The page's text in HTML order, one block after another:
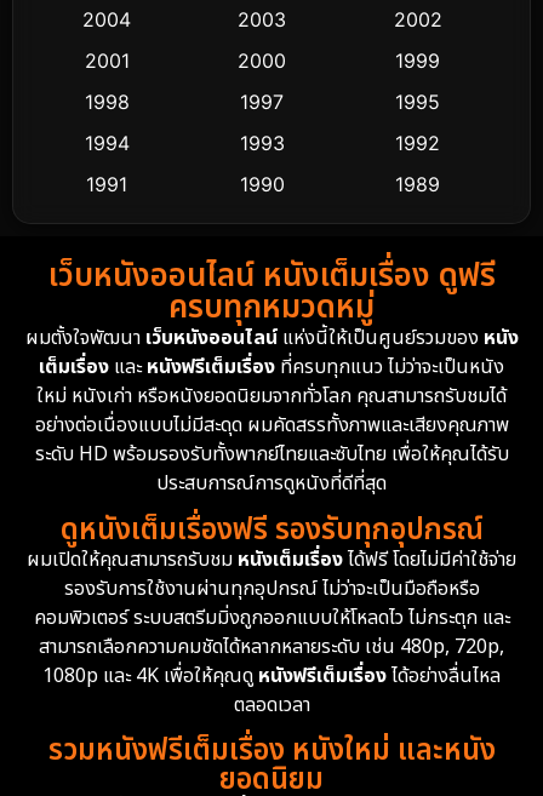
Cult Film
Dance เต้น
Detective สืบสวน
Detective สืบสวน
Disney+ 4
Documentary สารคดี 93
Drama ดราม่า
Dystopian 16
Emotional 61
Epic มหากาพย์ 213
Family ครอบครัว 359
2004
2003
2002
2001
2000
1999
1998
1997
1995
1994
1993
1992
1991
1990
1989
1988
1986
1985
1983
1982
1981
1974
1962
เว็บหนังออนไลน์ หนังเต็มเรื่อง ดูฟรี
ครบทุกหมวดหมู่
ผมตั้งใจพัฒนา เว็บหนังออนไลน์แห่งนี้ให้เป็นศูนย์รวมของ หนัง
เต็มเรื่อง และหนังฟรีเต็มเรื่อง ที่ครบทุกแนว ไม่ว่าจะเป็นหนัง
ใหม่ หนังเก่า หรือหนังยอดนิยมจากทั่วโลก คุณสามารถรับชมได้
อย่างต่อเนื่องแบบไม่มีสะดุด ผมคัดสรรทั้งภาพและเสียงคุณภาพ
ระดับ HD พร้อมรองรับทั้งพากย์ไทยและซับไทย เพื่อให้คุณได้รับ
ประสบการณ์การดูหนังที่ดีที่สุด
ดูหนังเต็มเรื่องฟรี รองรับทุกอุปกรณ์
ผมเปิดให้คุณสามารถรับชม หนังเต็มเรื่องได้ฟรี โดยไม่มีค่าใช้จ่าย
รองรับการใช้งานผ่านทุกอุปกรณ์ ไม่ว่าจะเป็นมือถือหรือ
คอมพิวเตอร์ ระบบสตรีมมิ่งถูกออกแบบให้โหลดไว ไม่กระตุก และ
สามารถเลือกความคมชัดได้หลากหลายระดับ เช่น 480p, 720p,
1080p และ 4K เพื่อให้คุณดู หนังฟรีเต็มเรื่องได้อย่างลื่นไหล
ตลอดเวลา
รวมหนังฟรีเต็มเรื่อง หนังใหม่ และหนัง
ยอดนิยม